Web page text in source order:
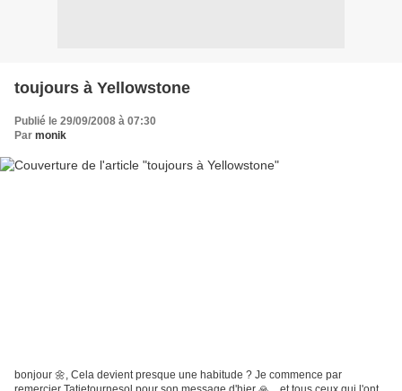
toujours à Yellowstone
Publié le 29/09/2008 à 07:30
Par monik
bonjour 🌼, Cela devient presque une habitude ? Je commence par